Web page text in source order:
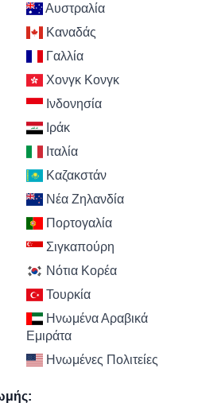
Αυστραλία
Καναδάς
Γαλλία
Χονγκ Κονγκ
Ινδονησία
Ιράκ
Ιταλία
Καζακστάν
Νέα Ζηλανδία
Πορτογαλία
Σιγκαπούρη
Νότια Κορέα
Τουρκία
Ηνωμένα Αραβικά
Εμιράτα
Ηνωμένες Πολιτείες